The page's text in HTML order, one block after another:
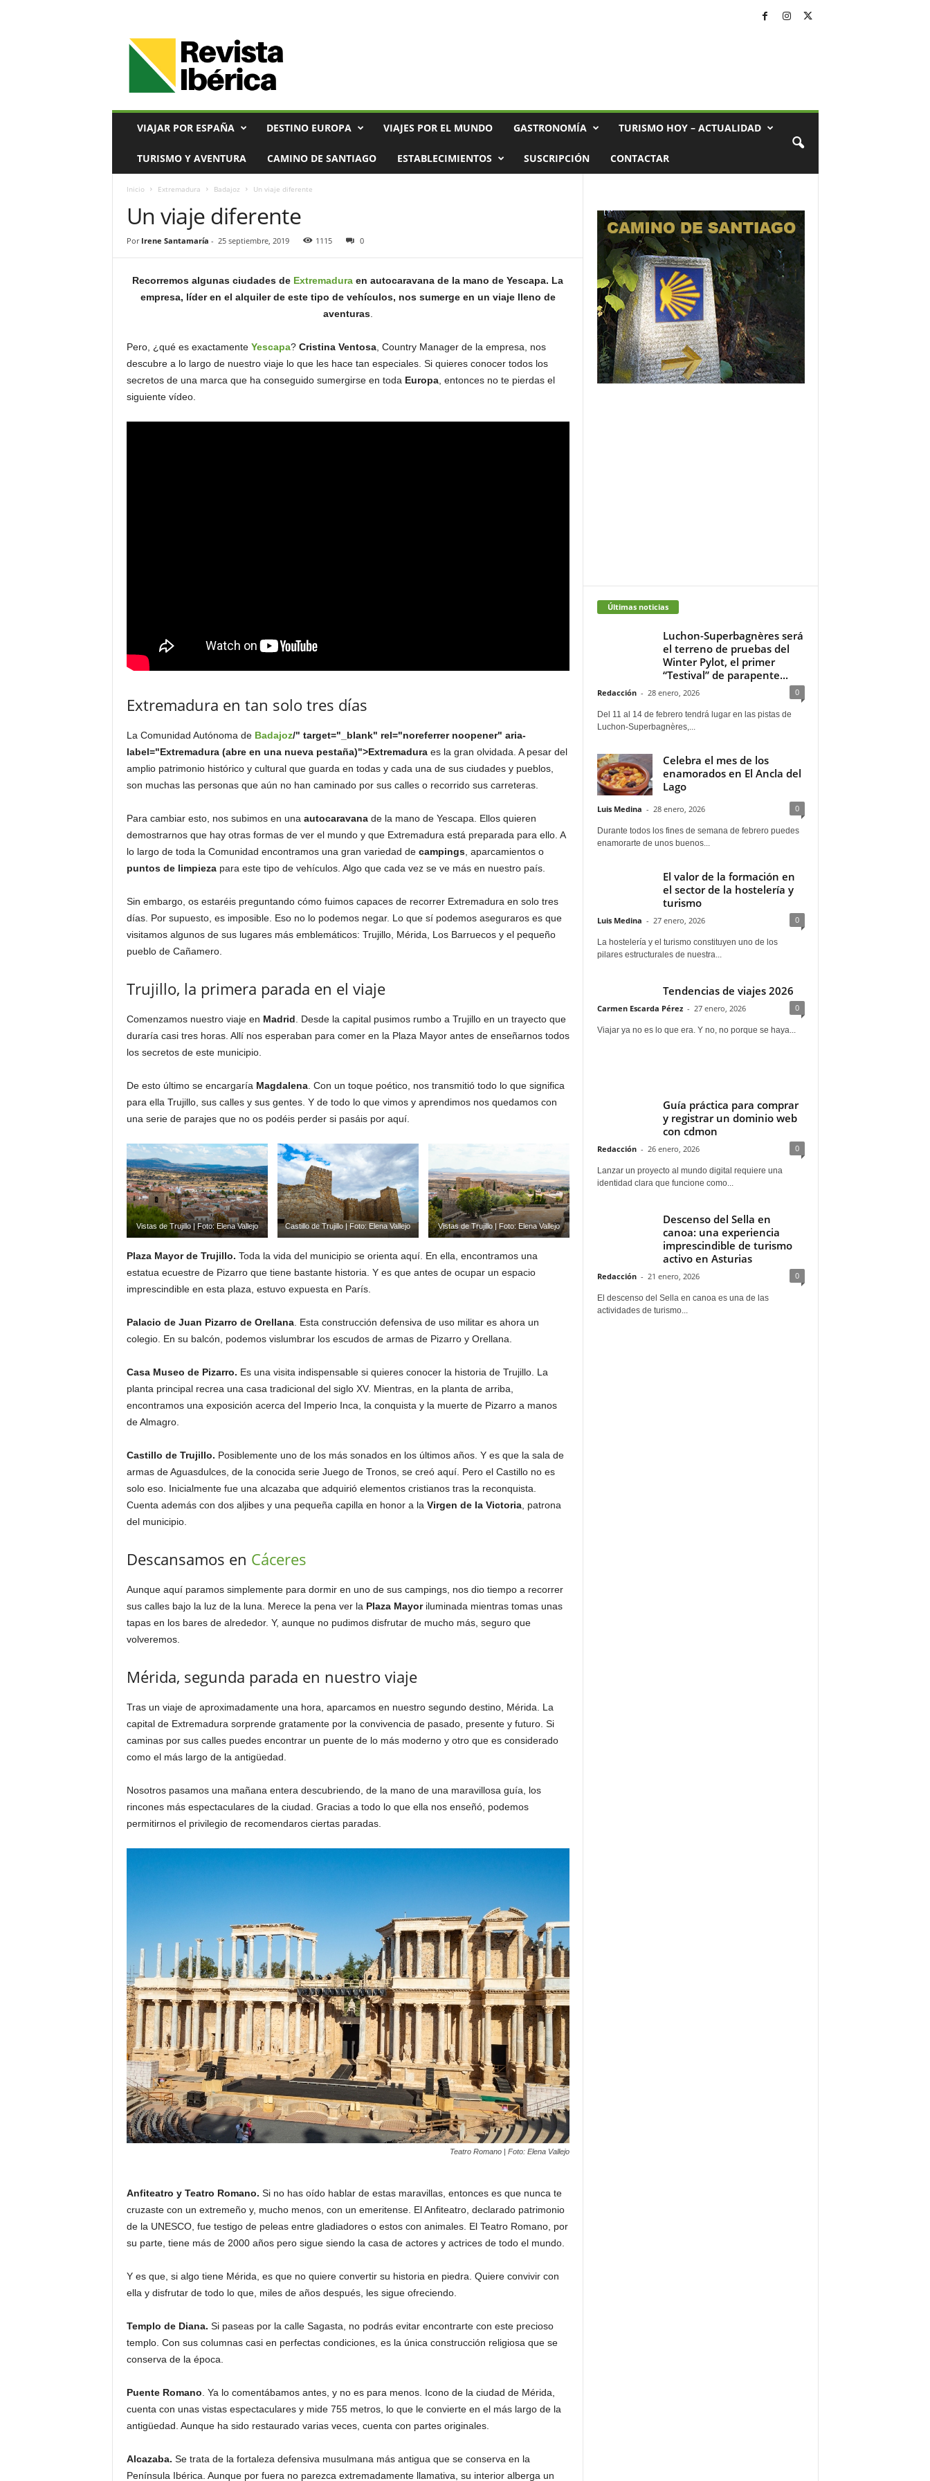
VIAJAR POR ESPAÑA DESTINO EUROPA VIAJES POR EL MUNDO GASTRONOMÍA TURISMO HOY – ACTUALIDAD
TURISMO Y AVENTURA CAMINO DE SANTIAGO ESTABLECIMIENTOS SUSCRIPCIÓN CONTACTAR
Inicio Extremadura Badajoz Un viaje diferente
Un viaje diferente
Por Irene Santamaría - 25 septiembre, 2019 1115 0
Recorremos algunas ciudades de Extremadura en autocaravana de la mano de Yescapa. La
empresa, líder en el alquiler de este tipo de vehículos, nos sumerge en un viaje lleno de
aventuras.
Pero, ¿qué es exactamente Yescapa? Cristina Ventosa, Country Manager de la empresa, nos
descubre a lo largo de nuestro viaje lo que les hace tan especiales. Si quieres conocer todos los
secretos de una marca que ha conseguido sumergirse en toda Europa, entonces no te pierdas el
siguiente vídeo.
Extremadura en tan solo tres días
La Comunidad Autónoma de Badajoz/" target="_blank" rel="noreferrer noopener" aria-
label="Extremadura (abre en una nueva pestaña)">Extremadura es la gran olvidada. A pesar del
amplio patrimonio histórico y cultural que guarda en todas y cada una de sus ciudades y pueblos,
son muchas las personas que aún no han caminado por sus calles o recorrido sus carreteras.
Para cambiar esto, nos subimos en una autocaravanade la mano de Yescapa. Ellos quieren
demostrarnos que hay otras formas de ver el mundo y que Extremadura está preparada para ello. A
lo largo de toda la Comunidad encontramos una gran variedad de campings, aparcamientos o
puntos de limpieza para este tipo de vehículos. Algo que cada vez se ve más en nuestro país.
Sin embargo, os estaréis preguntando cómo fuimos capaces de recorrer Extremadura en solo tres
días. Por supuesto, es imposible. Eso no lo podemos negar. Lo que sí podemos aseguraros es que
visitamos algunos de sus lugares más emblemáticos: Trujillo, Mérida, Los Barruecos y el pequeño
pueblo de Cañamero.
Trujillo, la primera parada en el viaje
Comenzamos nuestro viaje en Madrid . Desde la capital pusimos rumbo a Trujillo en un trayecto que
duraría casi tres horas. Allí nos esperaban para comer en la Plaza Mayor antes de enseñarnos todos
los secretos de este municipio.
De esto último se encargaría Magdalena. Con un toque poético, nos transmitió todo lo que significa
para ella Trujillo, sus calles y sus gentes. Y de todo lo que vimos y aprendimos nos quedamos con
una serie de parajes que no os podéis perder si pasáis por aquí.
Vistas de Trujillo | Foto: Elena Vallejo Castillo de Trujillo | Foto: Elena Vallejo Vistas de Trujillo | Foto: Elena Vallejo
Plaza Mayor de Trujillo. Toda la vida del municipio se orienta aquí. En ella, encontramos una
estatua ecuestre de Pizarro que tiene bastante historia. Y es que antes de ocupar un espacio
imprescindible en esta plaza, estuvo expuesta en París.
Palacio de Juan Pizarro de Orellana. Esta construcción defensiva de uso militar es ahora un
colegio. En su balcón, podemos vislumbrar los escudos de armas de Pizarro y Orellana.
Casa Museo de Pizarro. Es una visita indispensable si quieres conocer la historia de Trujillo. La
planta principal recrea una casa tradicional del siglo XV. Mientras, en la planta de arriba,
encontramos una exposición acerca del Imperio Inca, la conquista y la muerte de Pizarro a manos
de Almagro.
Castillo de Trujillo. Posiblemente uno de los más sonados en los últimos años. Y es que la sala de
armas de Aguasdulces, de la conocida serie Juego de Tronos, se creó aquí. Pero el Castillo no es
solo eso. Inicialmente fue una alcazaba que adquirió elementos cristianos tras la reconquista.
Cuenta además con dos aljibes y una pequeña capilla en honor a la Virgen de la Victoria, patrona
del municipio.
Descansamos en Cáceres
Aunque aquí paramos simplemente para dormir en uno de sus campings, nos dio tiempo a recorrer
sus calles bajo la luz de la luna. Merece la pena ver la Plaza Mayor iluminada mientras tomas unas
tapas en los bares de alrededor. Y, aunque no pudimos disfrutar de mucho más, seguro que
volveremos.
Mérida, segunda parada en nuestro viaje
Tras un viaje de aproximadamente una hora, aparcamos en nuestro segundo destino, Mérida. La
capital de Extremadura sorprende gratamente por la convivencia de pasado, presente y futuro. Si
caminas por sus calles puedes encontrar un puente de lo más moderno y otro que es considerado
como el más largo de la antigüedad.
Nosotros pasamos una mañana entera descubriendo, de la mano de una maravillosa guía, los
rincones más espectaculares de la ciudad. Gracias a todo lo que ella nos enseñó, podemos
permitirnos el privilegio de recomendaros ciertas paradas.
Teatro Romano | Foto: Elena Vallejo
Anfiteatro y Teatro Romano. Si no has oído hablar de estas maravillas, entonces es que nunca te
cruzaste con un extremeño y, mucho menos, con un emeritense. El Anfiteatro, declarado patrimonio
de la UNESCO, fue testigo de peleas entre gladiadores o estos con animales. El Teatro Romano, por
su parte, tiene más de 2000 años pero sigue siendo la casa de actores y actrices de todo el mundo.
Y es que, si algo tiene Mérida, es que no quiere convertir su historia en piedra. Quiere convivir con
ella y disfrutar de todo lo que, miles de años después, les sigue ofreciendo.
Templo de Diana. Si paseas por la calle Sagasta, no podrás evitar encontrarte con este precioso
templo. Con sus columnas casi en perfectas condiciones, es la única construcción religiosa que se
conserva de la época.
Puente Romano . Ya lo comentábamos antes, y no es para menos. Icono de la ciudad de Mérida,
cuenta con unas vistas espectaculares y mide 755 metros, lo que le convierte en el más largo de la
antigüedad. Aunque ha sido restaurado varias veces, cuenta con partes originales.
Alcazaba. Se trata de la fortaleza defensiva musulmana más antigua que se conserva en la
Península Ibérica. Aunque por fuera no parezca extremadamente llamativa, su interior alberga un
Últimas noticias
Luchon-Superbagnères será
el terreno de pruebas del
Winter Pylot, el primer
“Testival” de parapente...
Redacción - 28 enero, 2026 0
Del 11 al 14 de febrero tendrá lugar en las pistas de
Luchon-Superbagnères,...
Celebra el mes de los
enamorados en El Ancla del
Lago
Luis Medina - 28 enero, 2026 0
Durante todos los fines de semana de febrero puedes
enamorarte de unos buenos...
El valor de la formación en
el sector de la hostelería y
turismo
Luis Medina - 27 enero, 2026 0
La hostelería y el turismo constituyen uno de los
pilares estructurales de nuestra...
Tendencias de viajes 2026
Carmen Escarda Pérez - 27 enero, 2026 0
Viajar ya no es lo que era. Y no, no porque se haya...
Guía práctica para comprar
y registrar un dominio web
con cdmon
Redacción - 26 enero, 2026 0
Lanzar un proyecto al mundo digital requiere una
identidad clara que funcione como...
Descenso del Sella en
canoa: una experiencia
imprescindible de turismo
activo en Asturias
Redacción - 21 enero, 2026 0
El descenso del Sella en canoa es una de las
actividades de turismo...